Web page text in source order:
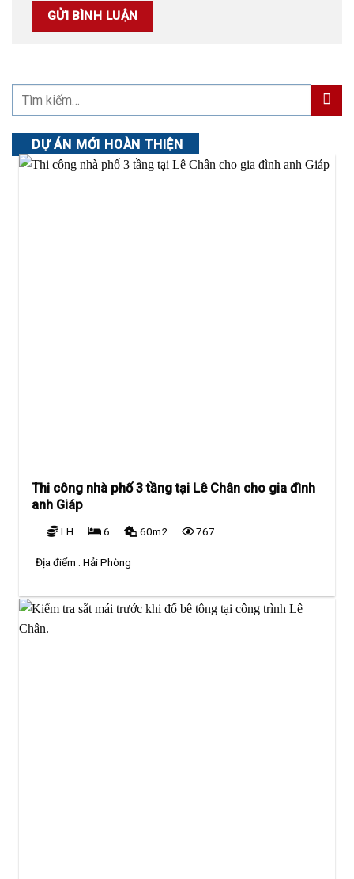
DỰ ÁN MỚI HOÀN THIỆN
Thi công nhà phố 3 tầng tại Lê Chân cho gia đình
anh Giáp
LH 6 60m2 767
Địa điểm :Hải Phòng